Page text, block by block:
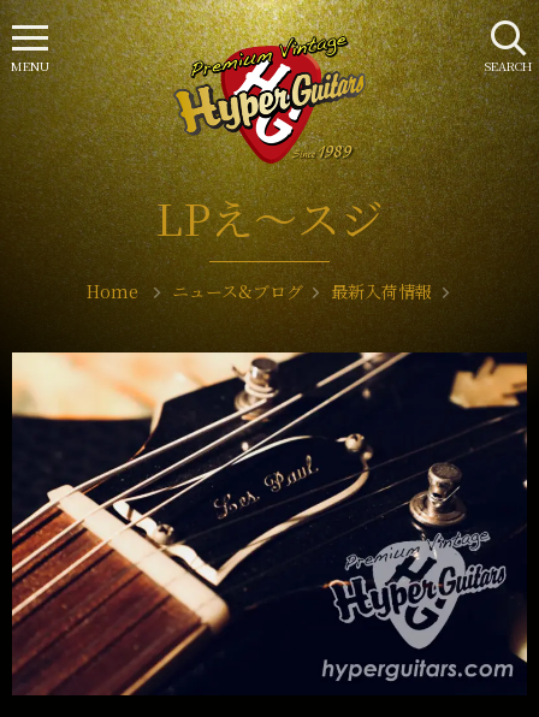
LPえ〜スジ
Home ニュース&ブログ 最新入荷情報
SEARCH
MENU